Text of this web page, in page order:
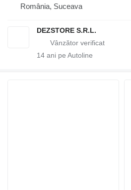
România, Suceava
DEZSTORE S.R.L.
14 ani pe Autoline